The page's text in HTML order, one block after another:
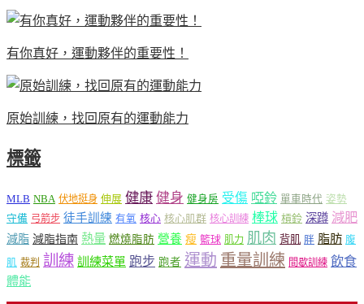
有你真好，運動夥伴的重要性！
原始訓練，找回原有的運動能力
標籤
MLB NBA 伏地挺身 伸展 健康 健身 健身房 受傷 啞鈴 單車時代 姿勢
守備 弓箭步 徒手訓練 有氧 核心 核心肌群 核心訓練 棒球 槓鈴 深蹲 減肥
減脂 減脂指南 熱量 燃燒脂肪 營養 瘦 籃球 肌力 肌肉 背肌 胖 脂肪 腹
肌 裁判 訓練 訓練菜單 跑步 跑者 運動 重量訓練 間歇訓練 飲食
體能